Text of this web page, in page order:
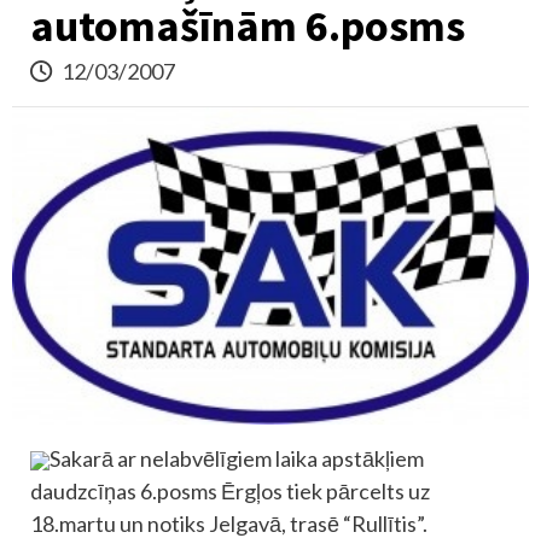
automašīnām 6.posms
12/03/2007
Sakarā ar nelabvēlīgiem laika apstākļiem
daudzcīņas 6.posms Ērgļos tiek pārcelts uz
18.martu un notiks Jelgavā, trasē “Rullītis”.